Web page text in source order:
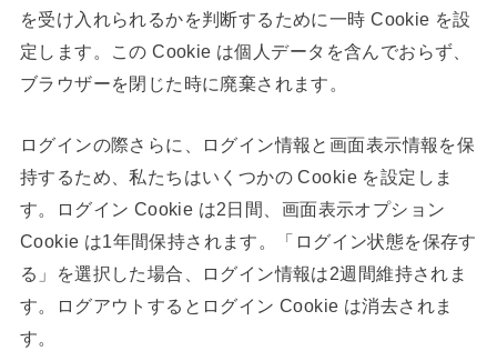
を受け入れられるかを判断するために一時 Cookie を設
定します。この Cookie は個人データを含んでおらず、
ブラウザーを閉じた時に廃棄されます。
ログインの際さらに、ログイン情報と画面表示情報を保
持するため、私たちはいくつかの Cookie を設定しま
す。ログイン Cookie は2日間、画面表示オプション
Cookie は1年間保持されます。「ログイン状態を保存す
る」を選択した場合、ログイン情報は2週間維持されま
す。ログアウトするとログイン Cookie は消去されま
す。